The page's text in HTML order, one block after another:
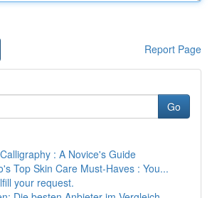
Report Page
Go
: A Novice's Guide
Top Skin Care Must-Haves : You...
your request.